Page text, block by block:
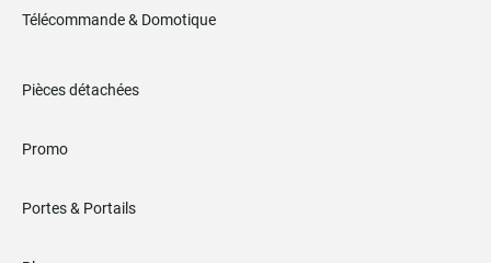
Télécommande & Domotique
Pièces détachées
Promo
Portes & Portails